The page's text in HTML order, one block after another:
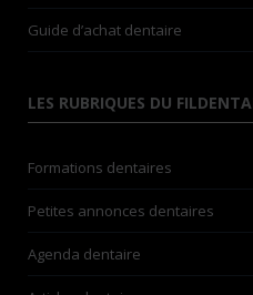
Guide d’achat dentaire
LES RUBRIQUES DU
Formations dentaires
Petites annonces dentaires
Agenda dentaire